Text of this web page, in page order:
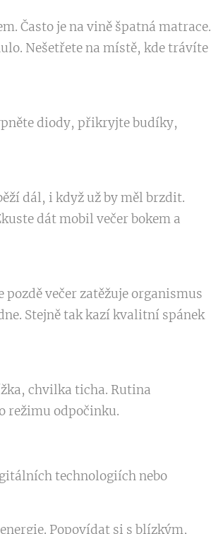
Často je na vině špatná matrace.
Nešetřete na místě, kde trávíte
diody, přikryjte budíky,
dál, i když už by měl brzdit.
dát mobil večer bokem a
večer zatěžuje organismus
Stejně tak kazí kvalitní spánek
chvilka ticha. Rutina
režimu odpočinku.
technologiích nebo
Popovídat si s blízkým,